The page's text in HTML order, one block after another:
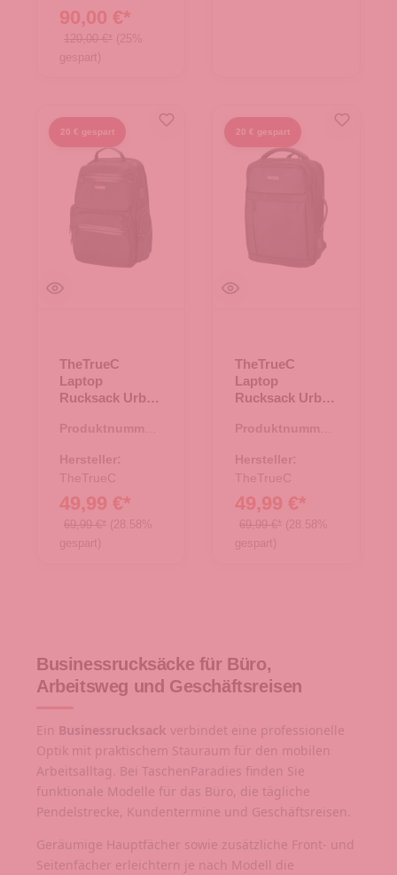
90,00 €*
120,00 €* (25%
gespart)
20 € gespart
TheTrueC
Laptop
Rucksack Urban
Black
Produktnummer:
Hersteller:
TheTrueC
49,99 €*
69,99 €* (28.58%
gespart)
20 € gespart
TheTrueC
Laptop
Rucksack Urban
Black
Produktnummer:
Hersteller:
TheTrueC
49,99 €*
69,99 €* (28.58%
gespart)
Businessrucksäcke für Büro,
Arbeitsweg und Geschäftsreisen
Ein Businessrucksack verbindet eine professionelle
Optik mit praktischem Stauraum für den mobilen
Arbeitsalltag. Bei TaschenParadies finden Sie
funktionale Modelle für das Büro, die tägliche
Pendelstrecke, Kundentermine und Geschäftsreisen.
Geräumige Hauptfächer sowie zusätzliche Front- und
Seitenfächer erleichtern je nach Modell die